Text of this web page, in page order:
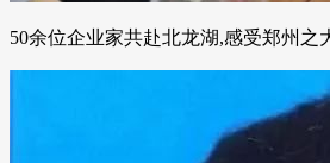
50余位企业家共赴北龙湖,感受郑州之